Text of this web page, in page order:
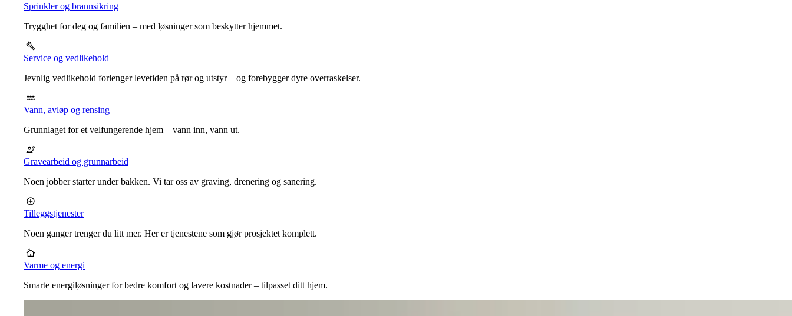
Sprinkler og brannsikring
Trygghet for deg og familien – med løsninger som beskytter hjemmet.
Service og vedlikehold
Jevnlig vedlikehold forlenger levetiden på rør og utstyr – og forebygger dyre overraskelser.
Vann, avløp og rensing
Grunnlaget for et velfungerende hjem – vann inn, vann ut.
Gravearbeid og grunnarbeid
Noen jobber starter under bakken. Vi tar oss av graving, drenering og sanering.
Tilleggstjenester
Noen ganger trenger du litt mer. Her er tjenestene som gjør prosjektet komplett.
Varme og energi
Smarte energiløsninger for bedre komfort og lavere kostnader – tilpasset ditt hjem.